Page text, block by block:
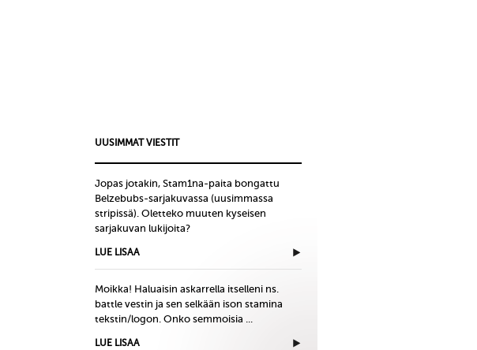
UUSIMMAT VIESTIT
Jopas jotakin, Stam1na-paita bongattu
Belzebubs-sarjakuvassa (uusimmassa
stripissä). Oletteko muuten kyseisen
sarjakuvan lukijoita?
LUE LISAA
Moikka! Haluaisin askarrella itselleni ns.
battle vestin ja sen selkään ison stamina
tekstin/logon. Onko semmoisia ...
LUE LISAA